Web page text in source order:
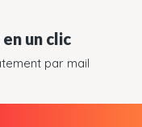
un clic
par mail